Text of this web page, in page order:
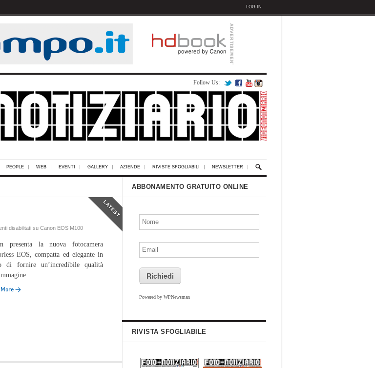
LOG IN
Follow Us:
PEOPLE WEB EVENTI GALLERY AZIENDE RIVISTE SFOGLIABILI NEWSLETTER
LATEST
disabilitati su Canon EOS M100
presenta la nuova fotocamera
EOS, compatta ed elegante in
di fornire un’incredibile qualità
More →
ABBONAMENTO GRATUITO ONLINE
Richiedi
Powered by WPNewsman
RIVISTA SFOGLIABILE